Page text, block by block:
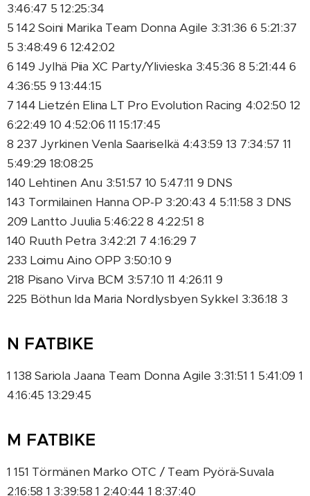
3:46:47 5 12:25:34
5 142 Soini Marika Team Donna Agile 3:31:36 6 5:21:37
5 3:48:49 6 12:42:02
6 149 Jylhä Piia XC Party/Ylivieska 3:45:36 8 5:21:44 6
4:36:55 9 13:44:15
7 144 Lietzén Elina LT Pro Evolution Racing 4:02:50 12
6:22:49 10 4:52:06 11 15:17:45
8 237 Jyrkinen Venla Saariselkä 4:43:59 13 7:34:57 11
5:49:29 18:08:25
140 Lehtinen Anu 3:51:57 10 5:47:11 9 DNS
143 Tormilainen Hanna OP-P 3:20:43 4 5:11:58 3 DNS
209 Lantto Juulia 5:46:22 8 4:22:51 8
140 Ruuth Petra 3:42:21 7 4:16:29 7
233 Loimu Aino OPP 3:50:10 9
218 Pisano Virva BCM 3:57:10 11 4:26:11 9
225 Böthun Ida Maria Nordlysbyen Sykkel 3:36:18 3
N FATBIKE
1 138 Sariola Jaana Team Donna Agile 3:31:51 1 5:41:09 1
4:16:45 13:29:45
M FATBIKE
1 151 Törmänen Marko OTC / Team Pyörä-Suvala
2:16:58 1 3:39:58 1 2:40:44 1 8:37:40